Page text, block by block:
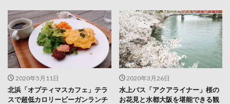
2020年5月11日
北浜「オプティマスカフェ」テラ
スで超低カロリービーガンランチ
2020年3月26日
水上バス「アクアライナー」桜の
お花見と水都大阪を堪能できる観